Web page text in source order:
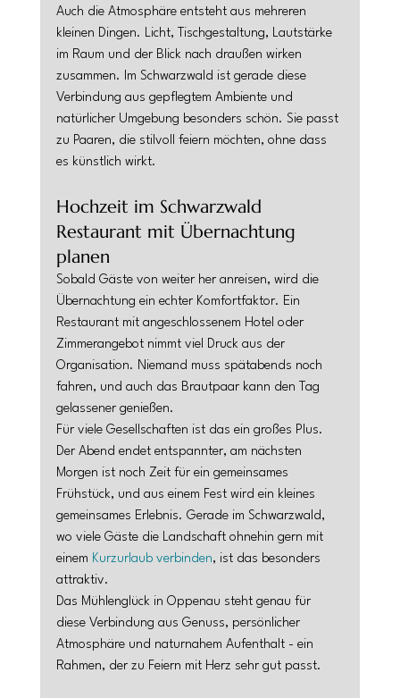
Auch die Atmosphäre entsteht aus mehreren
kleinen Dingen. Licht, Tischgestaltung, Lautstärke
im Raum und der Blick nach draußen wirken
zusammen. Im Schwarzwald ist gerade diese
Verbindung aus gepflegtem Ambiente und
natürlicher Umgebung besonders schön. Sie passt
zu Paaren, die stilvoll feiern möchten, ohne dass
es künstlich wirkt.
Hochzeit im Schwarzwald
Restaurant mit Übernachtung
planen
Sobald Gäste von weiter her anreisen, wird die
Übernachtung ein echter Komfortfaktor. Ein
Restaurant mit angeschlossenem Hotel oder
Zimmerangebot nimmt viel Druck aus der
Organisation. Niemand muss spätabends noch
fahren, und auch das Brautpaar kann den Tag
gelassener genießen.
Für viele Gesellschaften ist das ein großes Plus.
Der Abend endet entspannter, am nächsten
Morgen ist noch Zeit für ein gemeinsames
Frühstück, und aus einem Fest wird ein kleines
gemeinsames Erlebnis. Gerade im Schwarzwald,
wo viele Gäste die Landschaft ohnehin gern mit
einem Kurzurlaub verbinden, ist das besonders
attraktiv.
Das Mühlenglück in Oppenau steht genau für
diese Verbindung aus Genuss, persönlicher
Atmosphäre und naturnahem Aufenthalt - ein
Rahmen, der zu Feiern mit Herz sehr gut passt.